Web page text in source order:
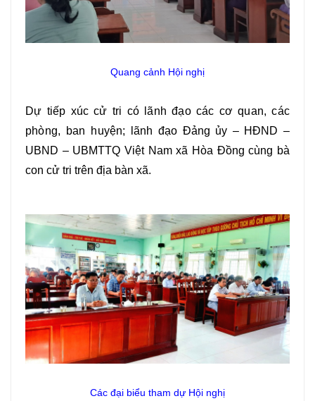
Quang cảnh Hội nghị
Dự tiếp xúc cử tri có
lãnh đạo các cơ quan, các
phòng, ban huyện;
lãnh đạo Đảng ủy – HĐND –
UBND – UBMTTQ Việt Nam xã Hòa Đồng cùng bà
con cử tri trên địa bàn xã.
Các đại biểu tham dự Hội nghị